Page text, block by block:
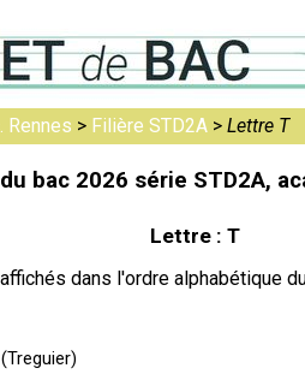
Rennes > Filière STD2A > Lettre T
bac 2026 série STD2A,
Lettre : T
dans l'ordre alphabétique
(Treguier)